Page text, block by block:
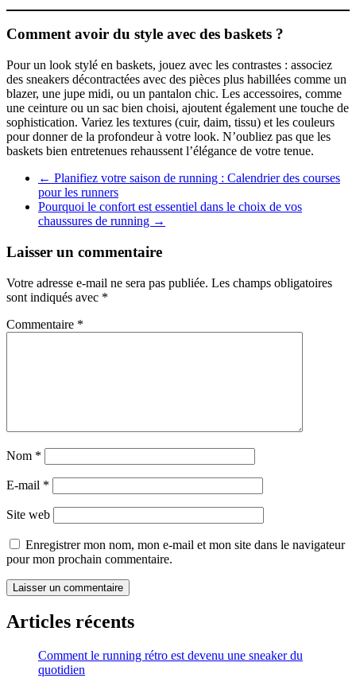
Comment avoir du style avec des baskets ?
Pour un look stylé en baskets, jouez avec les contrastes : associez
des sneakers décontractées avec des pièces plus habillées comme un
blazer, une jupe midi, ou un pantalon chic. Les accessoires, comme
une ceinture ou un sac bien choisi, ajoutent également une touche de
sophistication. Variez les textures (cuir, daim, tissu) et les couleurs
pour donner de la profondeur à votre look. N’oubliez pas que les
baskets bien entretenues rehaussent l’élégance de votre tenue.
← Planifiez votre saison de running : Calendrier des courses
pour les runners
Pourquoi le confort est essentiel dans le choix de vos
chaussures de running →
Laisser un commentaire
Votre adresse e-mail ne sera pas publiée. Les champs obligatoires
sont indiqués avec *
Commentaire *
Nom *
E-mail *
Site web
Enregistrer mon nom, mon e-mail et mon site dans le navigateur
pour mon prochain commentaire.
Articles récents
Comment le running rétro est devenu une sneaker du
quotidien